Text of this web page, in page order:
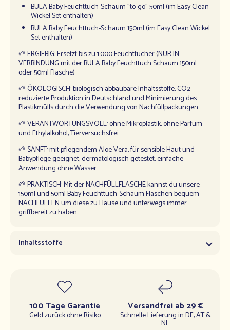
BULA Baby Feuchttuch-Schaum "to-go" 50ml (im Easy Clean
Wickel Set enthalten)
BULA Baby Feuchttuch-Schaum 150ml (im Easy Clean Wickel
Set enthalten)
🌱 ERGIEBIG: Ersetzt bis zu 1.000 Feuchttücher (NUR IN
VERBINDUNG mit der BULA Baby Feuchttuch Schaum 150ml
oder 50ml Flasche)
🌱 ÖKOLOGISCH: biologisch abbaubare Inhaltsstoffe, CO2-
reduzierte Produktion in Deutschland und Minimierung des
Plastikmülls durch die Verwendung von Nachfüllpackungen
🌱 VERANTWORTUNGSVOLL: ohne Mikroplastik, ohne Parfüm
und Ethylalkohol, Tierversuchsfrei
🌱 SANFT: mit pflegendem Aloe Vera, für sensible Haut und
Babypflege geeignet, dermatologisch getestet, einfache
Anwendung ohne Wasser
🌱 PRAKTISCH: Mit der NACHFÜLLFLASCHE kannst du unsere
150ml und 50ml Baby Feuchttuch-Schaum Flaschen bequem
NACHFÜLLEN um diese zu Hause und unterwegs immer
griffbereit zu haben
Inhaltsstoffe
100 Tage Garantie
Geld zurück ohne Risiko
Versandfrei ab 29 €
Schnelle Lieferung in DE, AT &
NL